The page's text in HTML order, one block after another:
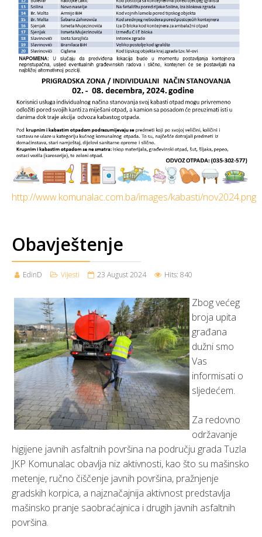
http://www.komunalac.com.ba/images/kabasti/nov2024.png
Obavještenje
EdinD Vijesti 23 August 2024 Hits: 840
Zbog većeg
broja upita
građana
dužni smo
Vas
informisati o
sljedećem.
Za redovno
održavanje
higijene javnih asfaltnih površina na području grada Tuzla
JKP Komunalac obavlja niz aktivnosti, kao što su mašinsko
metenje, ručno čiščenje javnih površina, pražnjenje
gradskih korpica, a najznačajnija aktivnost predstavlja
mašinsko pranje saobraćajnica i drugih javnih asfaltnih
površina.